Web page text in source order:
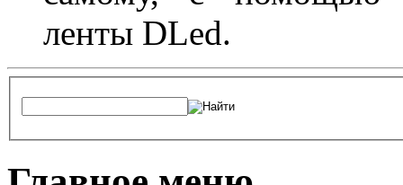
ленты DLed.